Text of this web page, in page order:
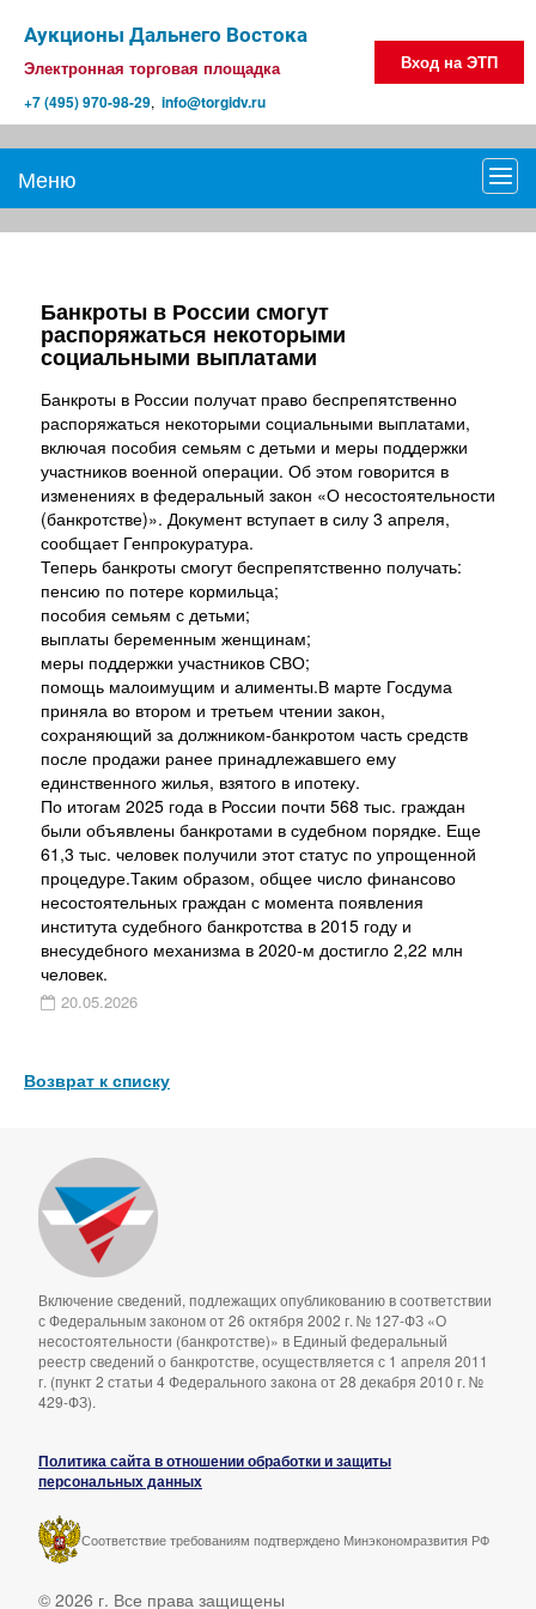
Аукционы Дальнего Востока
Электронная торговая площадка
+7 (495) 970-98-29, info@torgidv.ru
Вход на ЭТП
Меню
Банкроты в России смогут
распоряжаться некоторыми
социальными выплатами
Банкроты в России получат право беспрепятственно
распоряжаться некоторыми социальными выплатами,
включая пособия семьям с детьми и меры поддержки
участников военной операции. Об этом говорится в
изменениях в федеральный закон «О несостоятельности
(банкротстве)». Документ вступает в силу 3 апреля,
сообщает Генпрокуратура.
Теперь банкроты смогут беспрепятственно получать:
пенсию по потере кормильца;
пособия семьям с детьми;
выплаты беременным женщинам;
меры поддержки участников СВО;
помощь малоимущим и алименты.В марте Госдума
приняла во втором и третьем чтении закон,
сохраняющий за должником-банкротом часть средств
после продажи ранее принадлежавшего ему
единственного жилья, взятого в ипотеку.
По итогам 2025 года в России почти 568 тыс. граждан
были объявлены банкротами в судебном порядке. Еще
61,3 тыс. человек получили этот статус по упрощенной
процедуре.Таким образом, общее число финансово
несостоятельных граждан с момента появления
института судебного банкротства в 2015 году и
внесудебного механизма в 2020-м достигло 2,22 млн
человек.
20.05.2026
Возврат к списку
Включение сведений, подлежащих опубликованию в соответствии
с Федеральным законом от 26 октября 2002 г. № 127-ФЗ «О
несостоятельности (банкротстве)» в Единый федеральный
реестр сведений о банкротстве, осуществляется с 1 апреля 2011
г. (пункт 2 статьи 4 Федерального закона от 28 декабря 2010 г. №
429-ФЗ).
Политика сайта в отношении обработки и защиты
персональных данных
Соответствие требованиям подтверждено Минэкономразвития РФ
© 2026 г. Все права защищены